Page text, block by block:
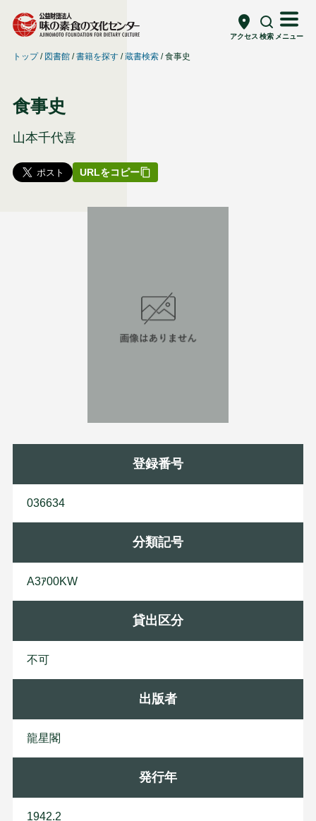
アクセス 検索 メニュー
トップ 図書館 書籍を探す 蔵書検索 食事史
食事史
山本千代喜
URLをコピー
登録番号
036634
分類記号
A3ｱ00KW
貸出区分
不可
出版者
龍星閣
発行年
1942.2